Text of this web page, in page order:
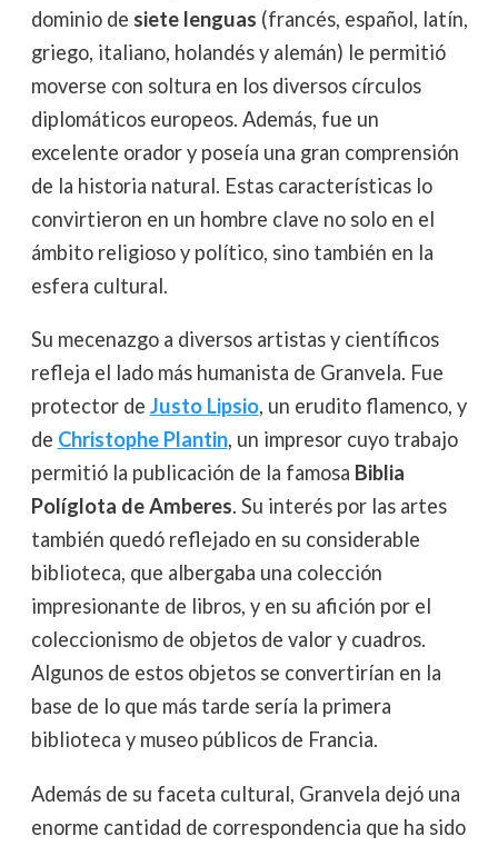
dominio de siete lenguas (francés, español, latín,
griego, italiano, holandés y alemán) le permitió
moverse con soltura en los diversos círculos
diplomáticos europeos. Además, fue un
excelente orador y poseía una gran comprensión
de la historia natural. Estas características lo
convirtieron en un hombre clave no solo en el
ámbito religioso y político, sino también en la
esfera cultural.
Su mecenazgo a diversos artistas y científicos
refleja el lado más humanista de Granvela. Fue
protector de Justo Lipsio, un erudito flamenco, y
de Christophe Plantin, un impresor cuyo trabajo
permitió la publicación de la famosa Biblia
Políglota de Amberes. Su interés por las artes
también quedó reflejado en su considerable
biblioteca, que albergaba una colección
impresionante de libros, y en su afición por el
coleccionismo de objetos de valor y cuadros.
Algunos de estos objetos se convertirían en la
base de lo que más tarde sería la primera
biblioteca y museo públicos de Francia.
Además de su faceta cultural, Granvela dejó una
enorme cantidad de correspondencia que ha sido